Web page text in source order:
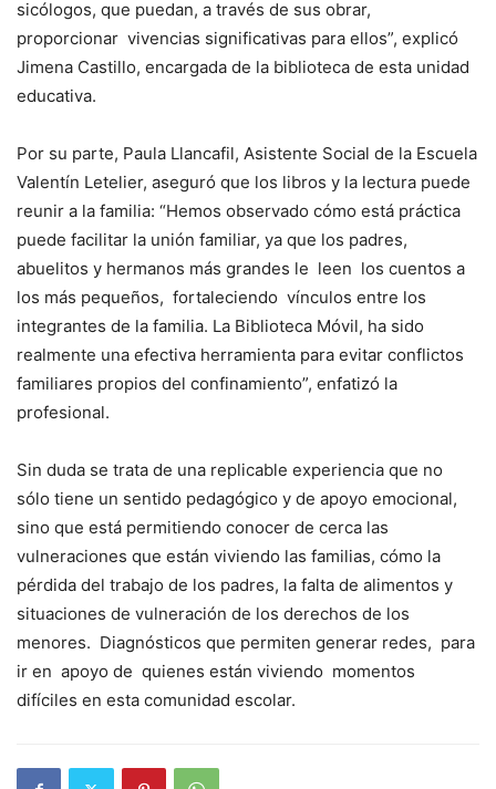
sicólogos, que puedan, a través de sus obrar,
proporcionar vivencias significativas para ellos”, explicó
Jimena Castillo, encargada de la biblioteca de esta unidad
educativa.
Por su parte, Paula Llancafil, Asistente Social de la Escuela
Valentín Letelier, aseguró que los libros y la lectura puede
reunir a la familia: “Hemos observado cómo está práctica
puede facilitar la unión familiar, ya que los padres,
abuelitos y hermanos más grandes le leen los cuentos a
los más pequeños, fortaleciendo vínculos entre los
integrantes de la familia. La Biblioteca Móvil, ha sido
realmente una efectiva herramienta para evitar conflictos
familiares propios del confinamiento”, enfatizó la
profesional.
Sin duda se trata de una replicable experiencia que no
sólo tiene un sentido pedagógico y de apoyo emocional,
sino que está permitiendo conocer de cerca las
vulneraciones que están viviendo las familias, cómo la
pérdida del trabajo de los padres, la falta de alimentos y
situaciones de vulneración de los derechos de los
menores. Diagnósticos que permiten generar redes, para
ir en apoyo de quienes están viviendo momentos
difíciles en esta comunidad escolar.